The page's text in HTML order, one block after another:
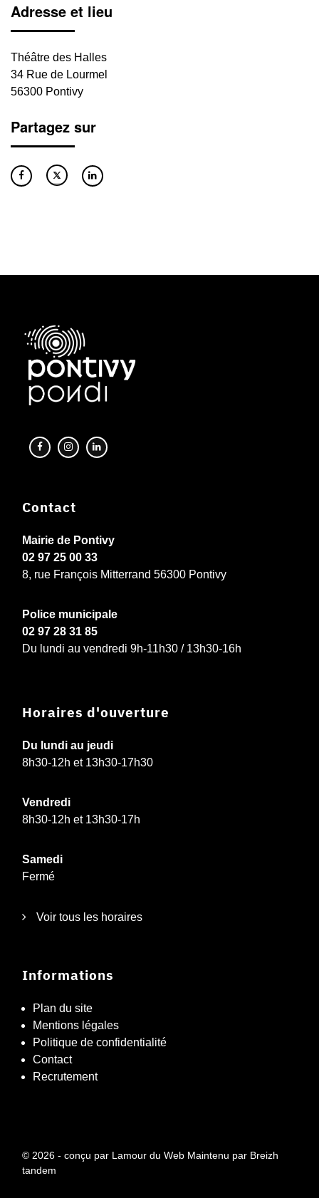
Adresse et lieu
Théâtre des Halles
34 Rue de Lourmel
56300 Pontivy
Partagez sur
Contact
Mairie de Pontivy
02 97 25 00 33
8, rue François Mitterrand 56300 Pontivy
Police municipale
02 97 28 31 85
Du lundi au vendredi 9h-11h30 / 13h30-16h
Horaires d'ouverture
Du lundi au jeudi
8h30-12h et 13h30-17h30
Vendredi
8h30-12h et 13h30-17h
Samedi
Fermé
Voir tous les horaires
Informations
Plan du site
Mentions légales
Politique de confidentialité
Contact
Recrutement
© 2026 - conçu par Lamour du Web Maintenu par Breizh
tandem